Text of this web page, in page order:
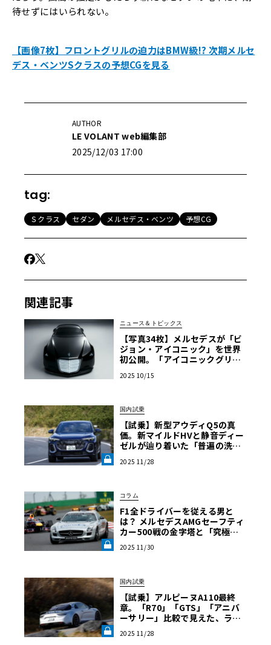
待せずにはいられない。
【画像7枚】フロントグリルの迫力はBMW級!? 次期メルセ
デス・ベンツSクラスの予想CGを見る
AUTHOR
LE VOLANT web編集部
2025/12/03 17:00
tag:
Ｓクラス セダン メルセデス・ベンツ 予想CG
関連記事
ニュース＆トピックス
【写真34枚】メルセデスが「ビ
ジョン・アイコニック」を世界
初公開。「アイコニックグリ
とは
2025 10/15
国内試乗
【試乗】新型アウディQ5の真
価。新マイルドHVと静音ディー
ゼルが辿り着いた「普遍の洗
2025 11/28
コラム
F1全ドライバーを従える男と
は？ メルセデスAMGセーフティ
カー500戦の金字塔と「究極の
2025 11/30
国内試乗
【試乗】アルピーヌA110最終
章。「R70」「GTS」「アニバ
ーサリー」比較で見えた、ライ
E VOLANT LAB》
2025 11/28